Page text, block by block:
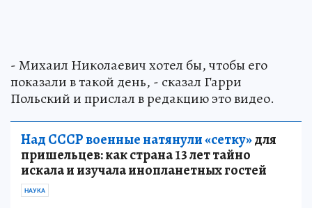
- Михаил Николаевич хотел бы, чтобы его
показали в такой день, - сказал Гарри
Польский и прислал в редакцию это видео.
Над СССР военные натянули «сетку»для
пришельцев: как страна 13 лет тайно
искала и изучала инопланетных гостей
НАУКА